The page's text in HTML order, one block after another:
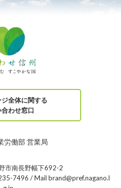
全体に関する
合わせ窓口
労働部 営業局
市南長野幅下692-2
7496 / Mail brand@pref.nagano.l